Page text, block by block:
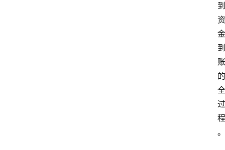
到
资
金
到
账
的
全
过
程
。